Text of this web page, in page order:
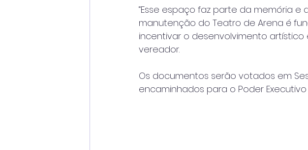
“Esse espaço faz parte da memória
manutenção do Teatro de Arena é
incentivar o desenvolvimento artístico
vereador.
Os documentos serão votados em
encaminhados para o Poder